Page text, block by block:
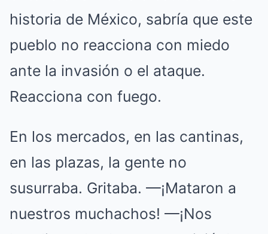
historia de México, sabría que este
pueblo no reacciona con miedo
ante la invasión o el ataque.
Reacciona con fuego.
En los mercados, en las cantinas,
en las plazas, la gente no
susurraba. Gritaba. —¡Mataron a
nuestros muchachos! —¡Nos